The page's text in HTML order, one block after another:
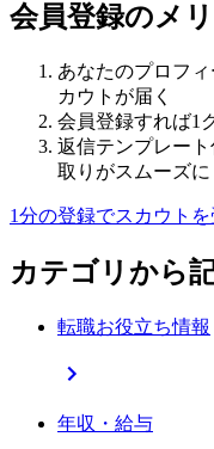
会員登録のメ
あなたのプロフ
カウトが届く
会員登録すれば1
返信テンプレー
取りがスムーズに
1分の登録でスカウト
カテゴリから
転職お役立ち情報
年収・給与